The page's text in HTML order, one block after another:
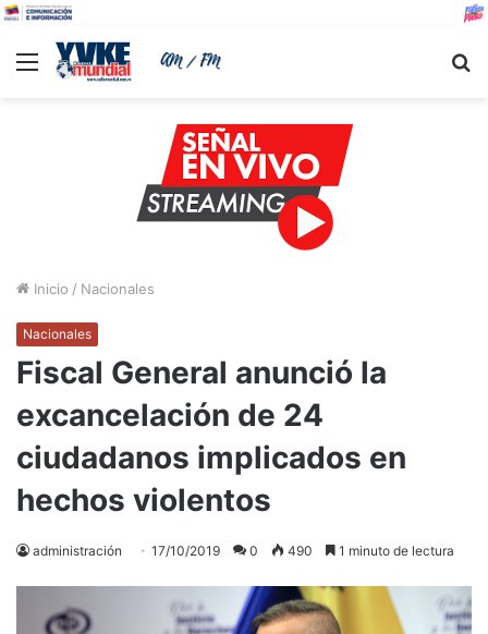
Menu
Inicio / Nacionales
Nacionales
Fiscal General anunció la
excancelación de 24
ciudadanos implicados en
hechos violentos
administración 17/10/2019 0 490 1 minuto de lectura